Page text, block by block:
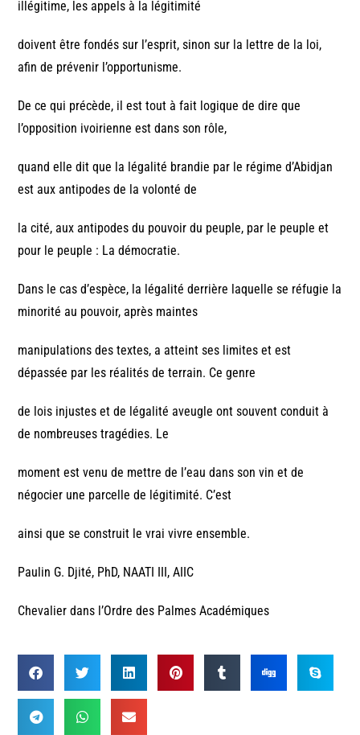
illégitime, les appels à la légitimité
doivent être fondés sur l’esprit, sinon sur la lettre de la loi,
afin de prévenir l’opportunisme.
De ce qui précède, il est tout à fait logique de dire que
l’opposition ivoirienne est dans son rôle,
quand elle dit que la légalité brandie par le régime d’Abidjan
est aux antipodes de la volonté de
la cité, aux antipodes du pouvoir du peuple, par le peuple et
pour le peuple : La démocratie.
Dans le cas d’espèce, la légalité derrière laquelle se réfugie la
minorité au pouvoir, après maintes
manipulations des textes, a atteint ses limites et est
dépassée par les réalités de terrain. Ce genre
de lois injustes et de légalité aveugle ont souvent conduit à
de nombreuses tragédies. Le
moment est venu de mettre de l’eau dans son vin et de
négocier une parcelle de légitimité. C’est
ainsi que se construit le vrai vivre ensemble.
Paulin G. Djité, PhD, NAATI III, AIIC
Chevalier dans l’Ordre des Palmes Académiques